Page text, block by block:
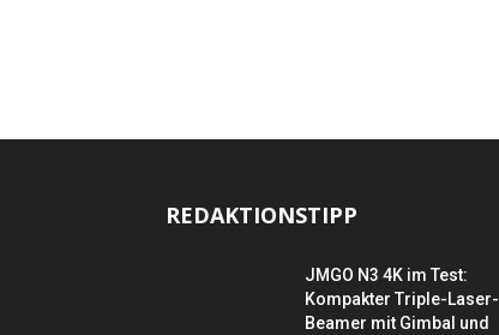
REDAKTIONSTIPP
JMGO N3 4K im Test:
Kompakter Triple-Laser-
Beamer mit Gimbal und